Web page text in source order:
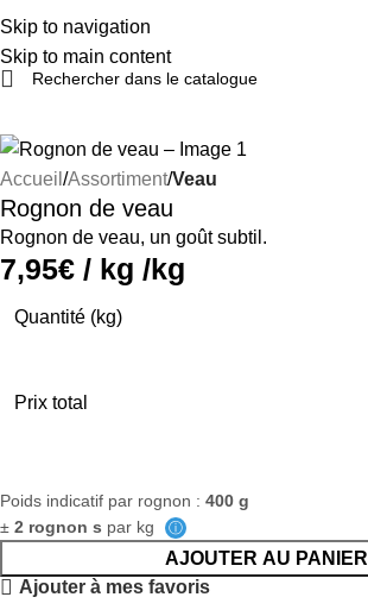
Skip to navigation
Skip to main content
Accueil Assortiment Veau
Rognon de veau
Rognon de veau, un goût subtil.
7,95€ / kg /kg
Quantité (kg)
Prix total
Poids indicatif par rognon : 400 g
± 2 rognon s par kg ⓘ
AJOUTER AU PANIER
Ajouter à mes favoris